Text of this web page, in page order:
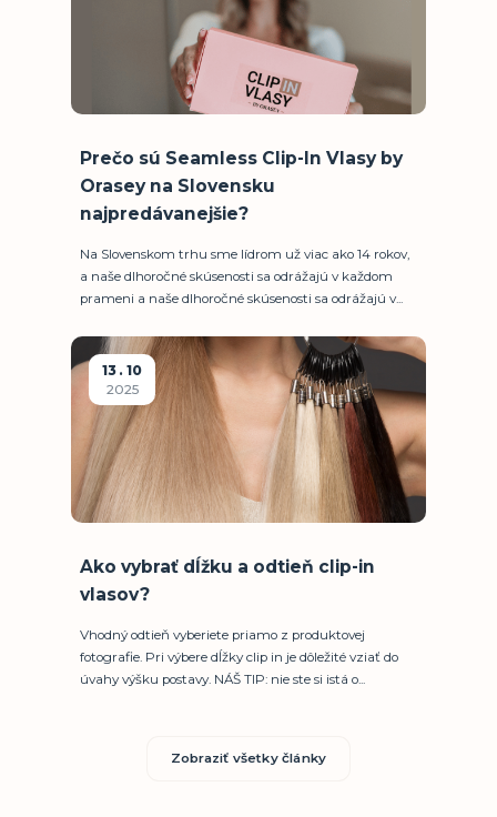
Prečo sú Seamless Clip-In Vlasy by
Orasey na Slovensku
najpredávanejšie?
Na Slovenskom trhu sme lídrom už viac ako 14 rokov,
a naše dlhoročné skúsenosti sa odrážajú v každom
prameni a naše dlhoročné skúsenosti sa odrážajú v...
13
10
2025
Ako vybrať dĺžku a odtieň clip-in
vlasov?
Vhodný odtieň vyberiete priamo z produktovej
fotografie. Pri výbere dĺžky clip in je dôležité vziať do
úvahy výšku postavy. NÁŠ TIP: nie ste si istá o...
Zobraziť všetky články